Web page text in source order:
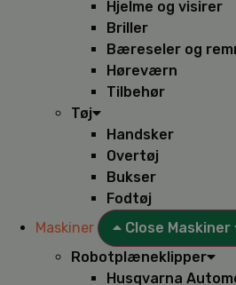
Hjelme og visirer
Briller
Bæreseler og
Høreværn
Tilbehør
Tøj
Handsker
Overtøj
Bukser
Fodtøj
Maskiner
Close Maskiner
Robotplæneklipper
Husqvarna